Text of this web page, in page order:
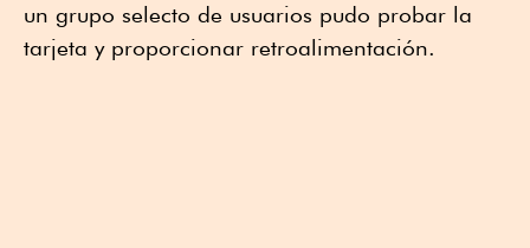
un grupo selecto de usuarios pudo probar la
tarjeta y proporcionar retroalimentación.